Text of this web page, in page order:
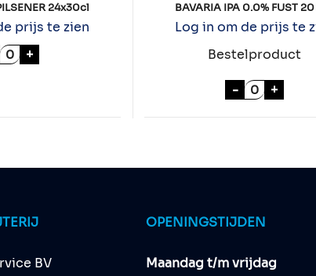
24x30cl
prijs te zien
PILSENER 24x30cl aantal
+
BAVARIA IPA 0.0% FUST 20
Log in om de prijs te
Bestelproduct
- BAVARIA
+
BV
OPENINGSTIJDEN
Maandag t/m vrijdag